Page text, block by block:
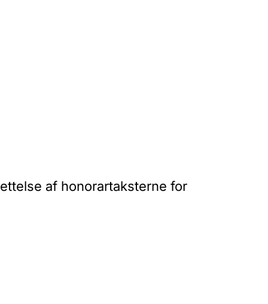
af honorartaksterne for